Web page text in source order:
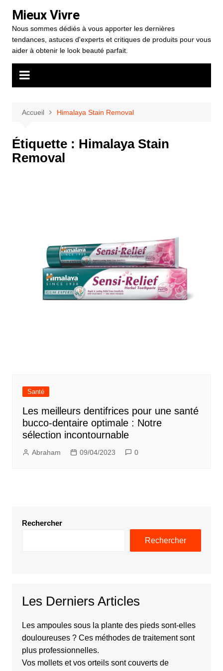
contenu
Mieux Vivre
Nous sommes dédiés à vous apporter les dernières
tendances, astuces d'experts et critiques de produits pour vous
aider à obtenir le look beauté parfait.
Accueil Himalaya Stain Removal
Étiquette : Himalaya Stain
Removal
Santé
Les meilleurs dentifrices pour une santé
bucco-dentaire optimale : Notre
sélection incontournable
Abraham 09/04/2023 0
Rechercher
Rechercher
Les Derniers Articles
Les ampoules sous la plante des pieds sont-elles
douloureuses ? Ces méthodes de traitement sont
plus professionnelles.
Vos mollets et vos orteils sont couverts de